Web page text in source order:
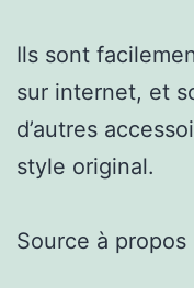
Ils sont
sur internet, et
d’autres
style original.
Source à propos